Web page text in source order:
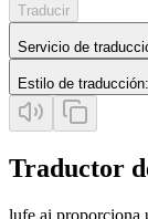
Traducir
Servicio de
Estilo de traducción:
Traductor
lufe.ai proporciona